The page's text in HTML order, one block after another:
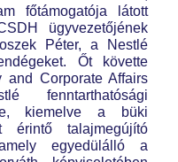
főtámogatója látott
ügyvezetőjének
Péter, a Nestlé
Őt követte
and Corporate Affairs
fenntarthatósági
kiemelve a büki
érintő talajmegújító
egyedülálló a